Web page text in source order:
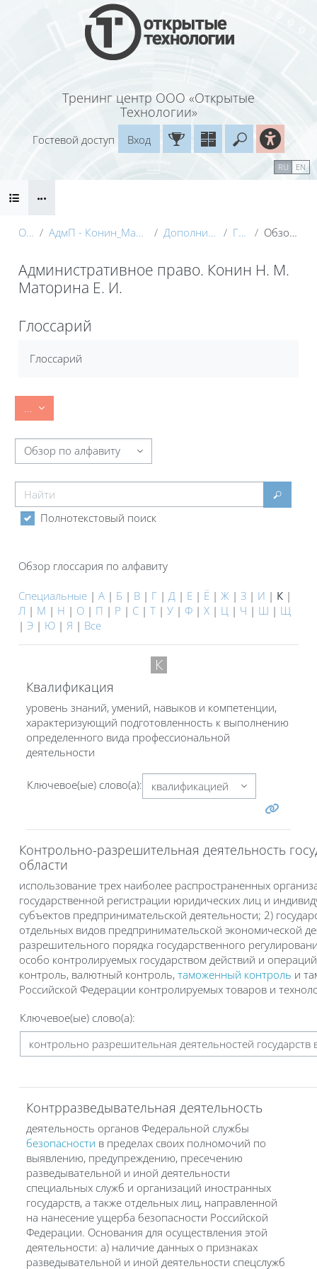
Перейти к основному содержанию
Тренинг центр ООО «Открытые
Технологии»
Введите
Гостевой доступ
Вход
RU EN
Блоки
О курсе АдмП - Конин_Маторина (Электронный курс)_Демо Дополнительные материалы Глоссарий Обзор по алфавиту
Административное право. Конин Н. М.
Маторина Е. И.
Глоссарий
Глоссарий
... Экспорт записей
Обзор глоссария по алфавиту
Найти
Найти
Полнотекстовый поиск
Обзор глоссария по алфавиту
Специальные | А | Б | В | Г | Д | Е | Ё | Ж | З | И | К |
Л | М | Н | О | П | Р | С | Т | У | Ф | Х | Ц | Ч | Ш | Щ
| Э | Ю | Я | Все
К
Квалификация
уровень знаний, умений, навыков и компетенции,
характеризующий подготовленность к выполнению
определенного вида профессиональной
деятельности
Ключевое(ые) слово(а):
Контрольно-разрешительная деятельность
области
использование трех наиболее распространенных
государственной регистрации юридических лиц и
субъектов предпринимательской деятельности; 2)
отдельных видов предпринимательской экономической
разрешительного порядка государственного
особо контролируемых государством действий и
контроль, валютный контроль, таможенный контроль и
Российской Федерации контролируемых товаров и
Ключевое(ые) слово(а):
Контрразведывательная деятельность
деятельность органов Федеральной службы
безопасности в пределах своих полномочий по
выявлению, предупреждению, пресечению
разведывательной и иной деятельности
специальных служб и организаций иностранных
государств, а также отдельных лиц, направленной
на нанесение ущерба безопасности Российской
Федерации. Основания для осуществления этой
деятельности: а) наличие данных о признаках
разведывательной и иной деятельности спецслужб